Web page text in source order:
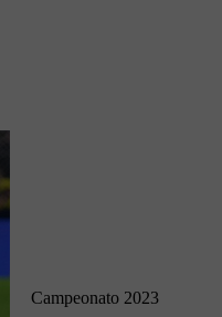
Campeonato 2023